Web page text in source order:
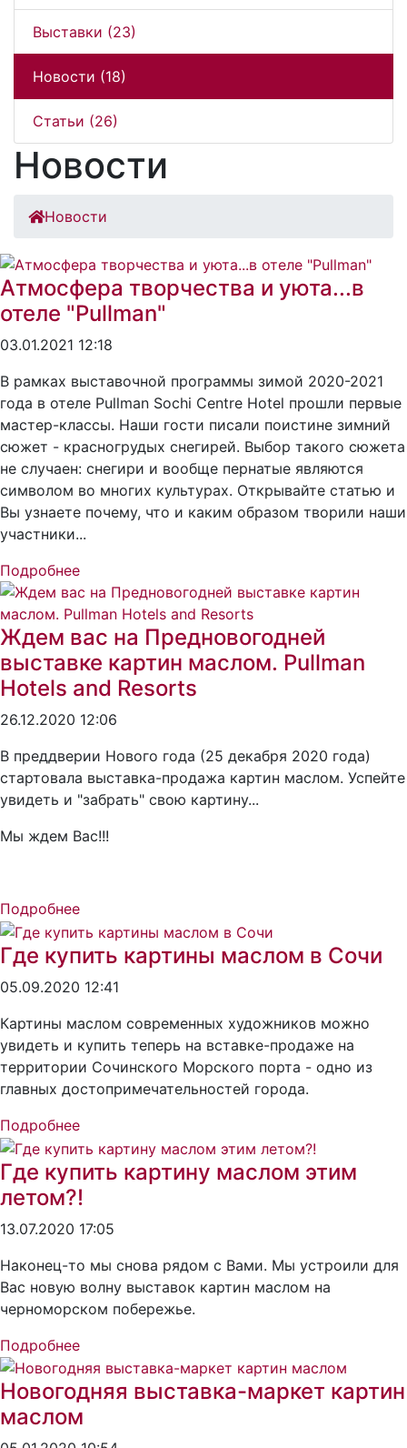
Выставки (23)
Новости (18)
Статьи (26)
Новости
Новости
Атмосфера творчества и уюта...в
отеле "Pullman"
03.01.2021 12:18
В рамках выставочной программы зимой 2020-2021
года в отеле Pullman Sochi Centre Hotel прошли первые
мастер-классы. Наши гости писали поистине зимний
сюжет - красногрудых снегирей. Выбор такого сюжета
не случаен: снегири и вообще пернатые являются
символом во многих культурах. Открывайте статью и
Вы узнаете почему, что и каким образом творили наши
участники...
Подробнее
Ждем вас на Предновогодней
выставке картин маслом. Pullman
Hotels and Resorts
26.12.2020 12:06
В преддверии Нового года (25 декабря 2020 года)
стартовала выставка-продажа картин маслом. Успейте
увидеть и "забрать" свою картину...
Мы ждем Вас!!!
Подробнее
Где купить картины маслом в Сочи
05.09.2020 12:41
Картины маслом современных художников можно
увидеть и купить теперь на вставке-продаже на
территории Сочинского Морского порта - одно из
главных достопримечательностей города.
Подробнее
Где купить картину маслом этим
летом?!
13.07.2020 17:05
Наконец-то мы снова рядом с Вами. Мы устроили для
Вас новую волну выставок картин маслом на
черноморском побережье.
Подробнее
Новогодняя выставка-маркет картин
маслом